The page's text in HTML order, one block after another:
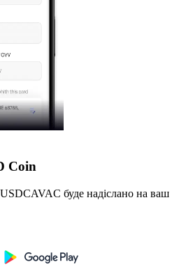
Coin
USDCAVAC буде надіслано на ваш